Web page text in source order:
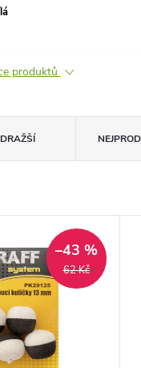
produktů
62 Kč
–43 %